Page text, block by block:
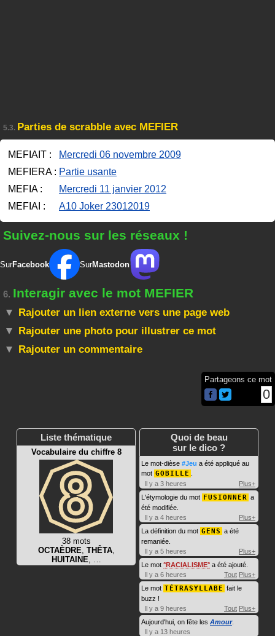
5.3. Parties de scrabble avec MEFIER
MEFIAIT :
Mercredi 06 novembre 2009
MEFIERA : Partie usante
MEFIA :
Mercredi 11 janvier 2012
MEFIAI :
A10 Joker 23012019
Suivez-nous sur les réseaux !
SurFacebook SurMastodon
6. Interagir avec le mot MEFIER
Rajouter un lien externe vers une page web
Rajouter une photo pour illustrer ce mot
Rajouter un commentaire
Partageons ce mot
0
Liste thématique
Vocabulaire du chiffre 8
38 mots
OCTAÈDRE, THÊTA,
HUITAINE, …
Quoi de beau
sur le dico ?
Le mot-dièse #Jeu a été appliqué au
mot GOBILLE
Il y a 3 heures
Plus+
L'étymologie du mot FUSIONNER a
été modifiée.
Il y a 4 heures
Plus+
La définition du mot GENS a été
remaniée.
Il y a 5 heures
Plus+
Le mot RACIALISME a été ajouté.
Il y a 6 heures
Tout Plus+
Le mot TÉTRASYLLABE fait le
buzz !
Il y a 9 heures
Tout Plus+
Aujourd'hui, on fête les Amour.
Il y a 13 heures